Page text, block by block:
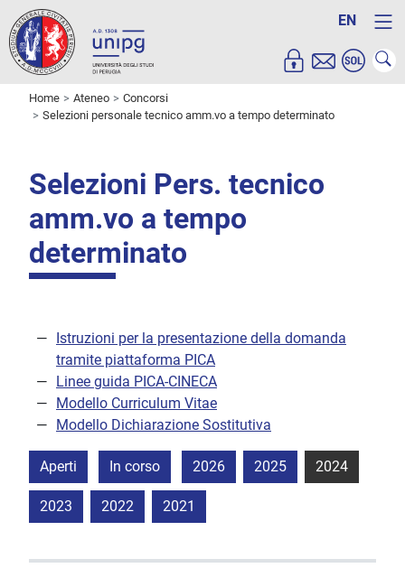
EN
Home Ateneo
Concorsi
Selezioni personale tecnico amm.vo a tempo determinato
Selezioni Pers. tecnico
amm.vo a tempo
determinato
Istruzioni per la presentazione della domanda
tramite piattaforma PICA
Linee guida PICA-CINECA
Modello Curriculum Vitae
Modello Dichiarazione Sostitutiva
Aperti In corso 2026 2025 2024
2023 2022 2021